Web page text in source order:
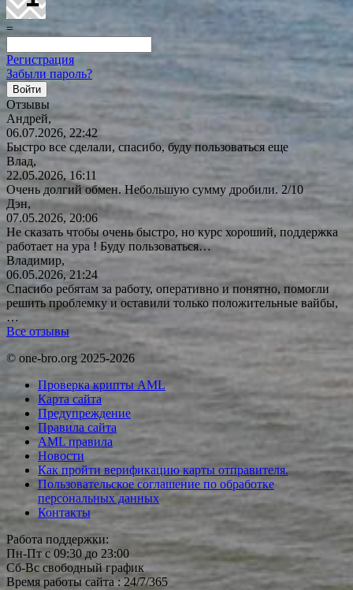
=
Регистрация
Забыли пароль?
Отзывы
Андрей,
06.07.2026, 22:42
Быстро все сделали, спасибо, буду пользоваться еще
Влад,
22.05.2026, 16:11
Очень долгий обмен. Небольшую сумму дробили. 2/10
Дэн,
07.05.2026, 20:06
Не сказать чтобы очень быстро, но курс хороший, поддержка
работает на ура ! Буду пользоваться…
Владимир,
06.05.2026, 21:24
Спасибо ребятам за работу, оперативно и понятно, помогли
решить проблемку и оставили только положительные вайбы,
…
Все отзывы
© one-bro.org 2025-2026
Проверка крипты AML
Карта сайта
Предупреждение
Правила сайта
AML правила
Новости
Как пройти верификацию карты отправителя.
Пользовательское соглашение по обработке
персональных данных
Контакты
Работа поддержки:
Пн-Пт с 09:30 до 23:00
Сб-Вс свободный график
Время работы сайта : 24/7/365